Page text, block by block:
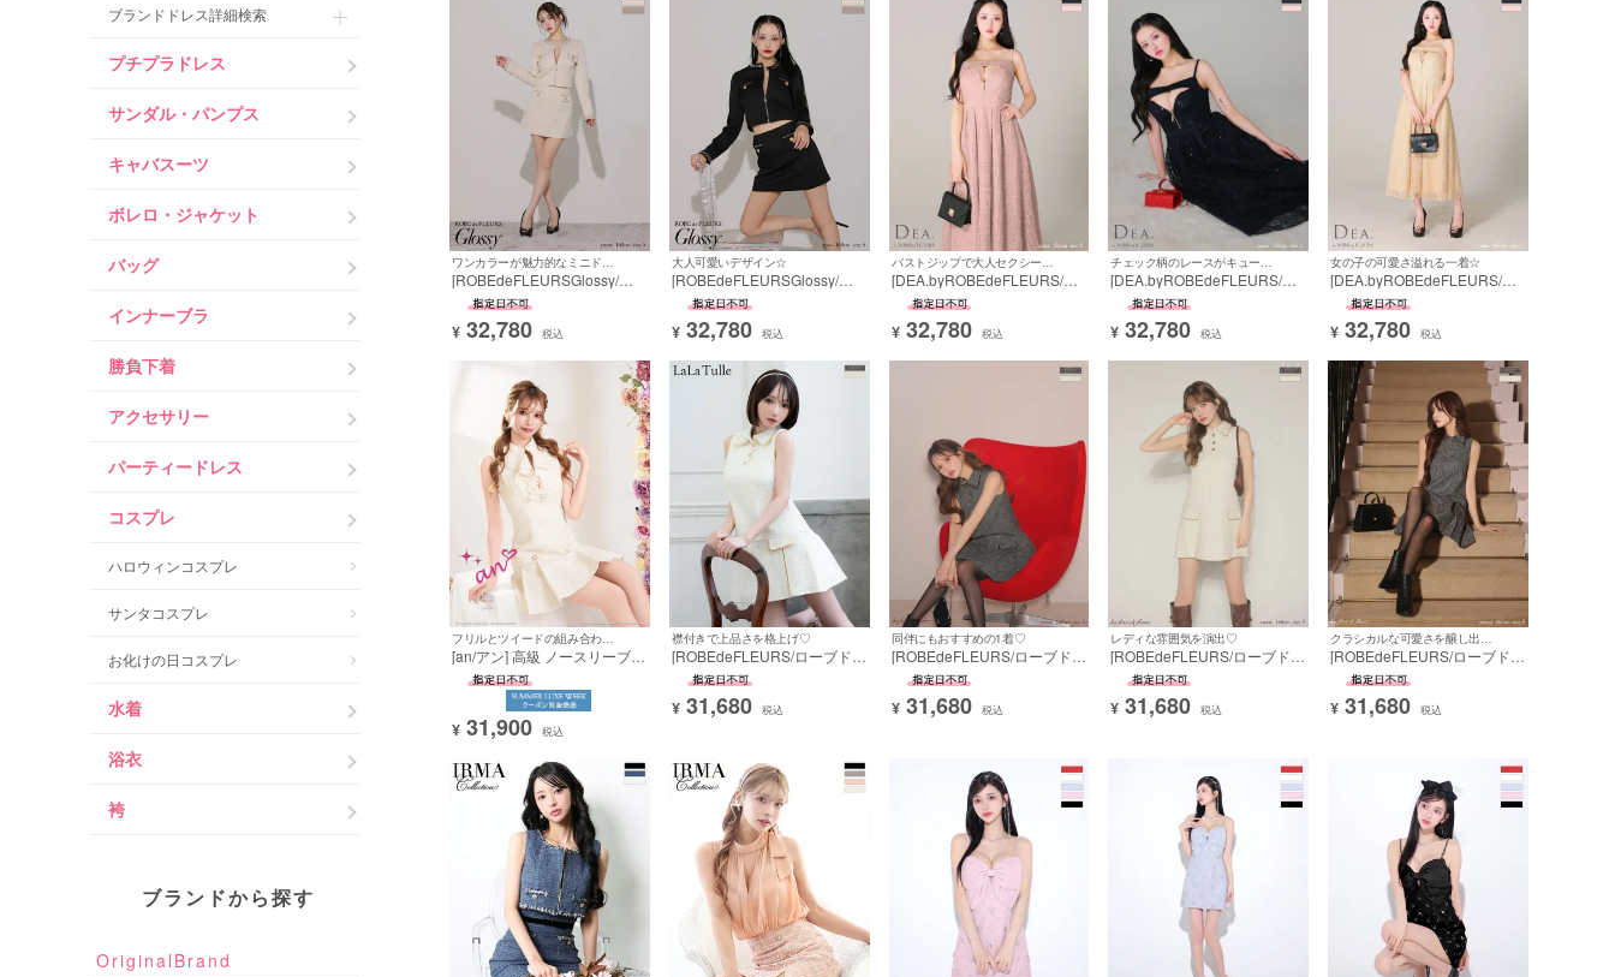
ブランドドレス詳細検索
プチプラドレス
サンダル・パンプス
キャバスーツ
ボレロ・ジャケット
バッグ
インナーブラ
勝負下着
アクセサリー
パーティードレス
コスプレ
ハロウィンコスプレ
サンタコスプレ
お化けの日コスプレ
水着
浴衣
袴
ブランドから探す
OriginalBrand
[ROBEdeFLEURSGlossy/ロ
ーブドフルールグロッシー] 高
級長袖 袖ありジャケット風ツ
イードセットアップジップゴ
ールドデザインフレアミニド
レス
¥ 32,780 税込
大人可愛いデザイン☆
[ROBEdeFLEURSGlossy/ロ
ーブドフルールグロッシー] 高
級長袖 袖ありジャケット風ツ
イードセットアップジップゴ
ールドデザインフレアミニド
レス
¥ 32,780 税込
[DEA.byROBEdeFLEURS/デ
ィアバイローブドフルール] 高
級 キャミソール ツイード ジ
ップ チャック柄 レース バス
トカット 谷間魅せ Aラインロ
ングドレス
¥ 32,780 税込
[DEA.byROBEdeFLEURS/デ
ィアバイローブドフルール] 高
級 キャミソール ツイード ジ
ップ チャック柄 レース バス
トカット 谷間魅せ Aラインロ
ングドレス
¥ 32,780 税込
女の子の可愛さ溢れる一着☆
[DEA.byROBEdeFLEURS/デ
ィアバイローブドフルール] 高
級 キャミソール ツイード ジ
ップ チャック柄 レース バス
トカット 谷間魅せ Aラインロ
ングドレス
¥ 32,780 税込
フリルとツイードの組み合わせが上品で可愛い♡
[an/アン] 高級 ノースリーブ
フレアミニドレス バストカッ
ト ジップ フリル ツイード
¥ 31,900 税込
襟付きで上品さを格上げ♡
[ROBEdeFLEURS/ローブドフ
ルール] 高級 ブランド ワンピ
ース Aラインミニドレス ノー
スリーブ ツイード 襟付き 胸
元カバー フロントボタン (せ
¥ 31,680 税込
同伴にもおすすめの1着♡
[ROBEdeFLEURS/ローブドフ
ルール] 高級 ブランド ワンピ
ース Aラインミニドレス ノー
スリーブ ツイード 襟付き 胸
元カバー フロントボタン
¥ 31,680 税込
レディな雰囲気を演出♡
[ROBEdeFLEURS/ローブドフ
ルール] 高級 ブランド ワンピ
ース Aラインミニドレス ノー
スリーブ 胸元カバー ツイード
襟付き フロントボタン
¥ 31,680 税込
[ROBEdeFLEURS/ローブドフ
ルール] 高級 ブランド ワンピ
ース Aラインミニドレス ノー
スリーブ 胸元カバー ツイード
襟付き フロントボタン
¥ 31,680 税込